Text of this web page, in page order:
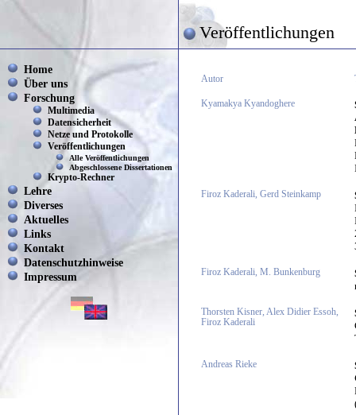
Veröffentlichungen
Home
Über uns
Forschung
Multimedia
Datensicherheit
Netze und Protokolle
Veröffentlichungen
Alle Veröffentlichungen
Abgeschlossene Dissertationen
Krypto-Rechner
Lehre
Diverses
Aktuelles
Links
Kontakt
Datenschutzhinweise
Impressum
Autor
Kyamakya Kyandoghere
Firoz Kaderali, Gerd Steinkamp
Firoz Kaderali, M. Bunkenburg
Thorsten Kisner, Alex Didier Essoh,
Firoz Kaderali
Andreas Rieke